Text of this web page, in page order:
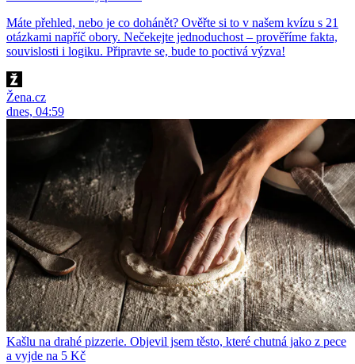
Máte přehled, nebo je co dohánět? Ověřte si to v našem kvízu s 21
otázkami napříč obory. Nečekejte jednoduchost – prověříme fakta,
souvislosti i logiku. Připravte se, bude to poctivá výzva!
Žena.cz
dnes, 04:59
Kašlu na drahé pizzerie. Objevil jsem těsto, které chutná jako z pece
a vyjde na 5 Kč